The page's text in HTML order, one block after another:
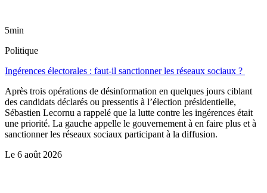
5min
Politique
Ingérences électorales : faut-il sanctionner les réseaux sociaux ?
Après trois opérations de désinformation en quelques jours ciblant
des candidats déclarés ou pressentis à l’élection présidentielle,
Sébastien Lecornu a rappelé que la lutte contre les ingérences était
une priorité. La gauche appelle le gouvernement à en faire plus et à
sanctionner les réseaux sociaux participant à la diffusion.
Le 6 août 2026